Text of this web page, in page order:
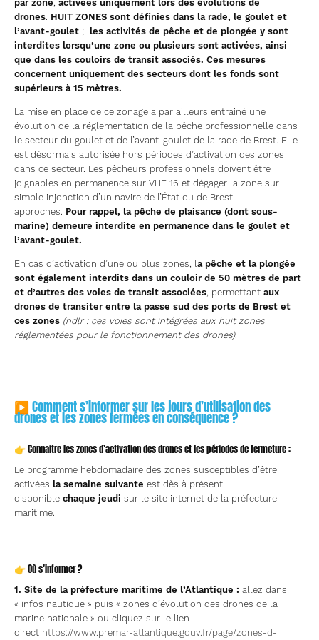
par zone, activées uniquement lors des évolutions de
drones. HUIT ZONES sont définies dans la rade, le goulet et
l’avant-goulet ; les activités de pêche et de plongée y sont
interdites lorsqu’une zone ou plusieurs sont activées, ainsi
que dans les couloirs de transit associés. Ces mesures
concernent uniquement des secteurs dont les fonds sont
supérieurs à 15 mètres.
La mise en place de ce zonage a par ailleurs entrainé une
évolution de la réglementation de la pêche professionnelle dans
le secteur du goulet et de l’avant-goulet de la rade de Brest. Elle
est désormais autorisée hors périodes d’activation des zones
dans ce secteur. Les pêcheurs professionnels doivent être
joignables en permanence sur VHF 16 et dégager la zone sur
simple injonction d’un navire de l’État ou de Brest
approches. Pour rappel, la pêche de plaisance (dont sous-
marine) demeure interdite en permanence dans le goulet et
l’avant-goulet.
En cas d’activation d’une ou plus zones, la pêche et la plongée
sont également interdits dans un couloir de 50 mètres de part
et d’autres des voies de transit associées, permettant aux
drones de transiter entre la passe sud des ports de Brest et
ces zones (ndlr : ces voies sont intégrées aux huit zones
réglementées pour le fonctionnement des drones).
▶ Comment s’informer sur les jours d’utilisation des
drones et les zones fermées en conséquence ?
👉 Connaitre les zones d’activation des drones et les périodes de fermeture :
Le programme hebdomadaire des zones susceptibles d’être
activées la semaine suivante est dès à présent
disponible chaque jeudi sur le site internet de la préfecture
maritime.
👉 Où s’informer ?
1. Site de la préfecture maritime de l’Atlantique : allez dans
« infos nautique » puis « zones d’évolution des drones de la
marine nationale » ou cliquez sur le lien
direct https://www.premar-atlantique.gouv.fr/page/zones-d-